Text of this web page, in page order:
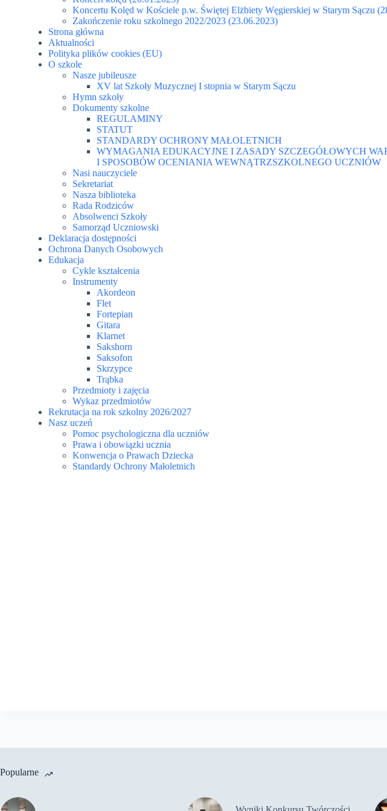
Koncertu Kolęd w Kościele p.w. Świętej Elżbiety Węgierskiej w Starym Sączu
Zakończenie roku szkolnego 2022/2023 (23.06.2023)
Strona główna
Aktualności
Polityka plików cookies (EU)
O szkole
Nasze jubileusze
XV lat Szkoły Muzycznej I stopnia w Starym Sączu
Hymn szkoły
Dokumenty szkolne
REGULAMINY
STATUT
STANDARDY OCHRONY MAŁOLETNICH
WYMAGANIA EDUKACYJNE I ZASADY SZCZEGÓŁOWYCH
I SPOSOBÓW OCENIANIA WEWNĄTRZSZKOLNEGO UCZNIÓW
Nasi nauczyciele
Sekretariat
Nasza biblioteka
Rada Rodziców
Absolwenci Szkoły
Samorząd Uczniowski
Deklaracja dostępności
Ochrona Danych Osobowych
Edukacja
Cykle kształcenia
Instrumenty
Akordeon
Flet
Fortepian
Gitara
Klarnet
Sakshorn
Saksofon
Skrzypce
Trąbka
Przedmioty i zajęcia
Wykaz przedmiotów
Rekrutacja na rok szkolny 2026/2027
Nasz uczeń
Pomoc psychologiczna dla uczniów
Prawa i obowiązki ucznia
Konwencja o Prawach Dziecka
Standardy Ochrony Małoletnich
Popularne